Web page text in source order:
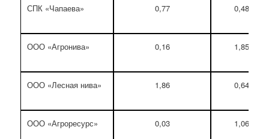
СПК «Чапаева» 0,77 0,48
ООО «Агронива» 0,16 1,85
ООО «Лесная нива» 1,86 0,64
ООО «Агроресурс» 0,03 1,06